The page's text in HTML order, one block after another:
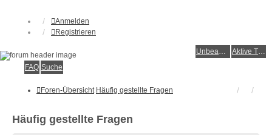
Anmelden
Registrieren
Unbeantwortete Themen
Aktive Themen
FAQ Suche
Foren-Übersicht Häufig gestellte Fragen
Häufig gestellte Fragen